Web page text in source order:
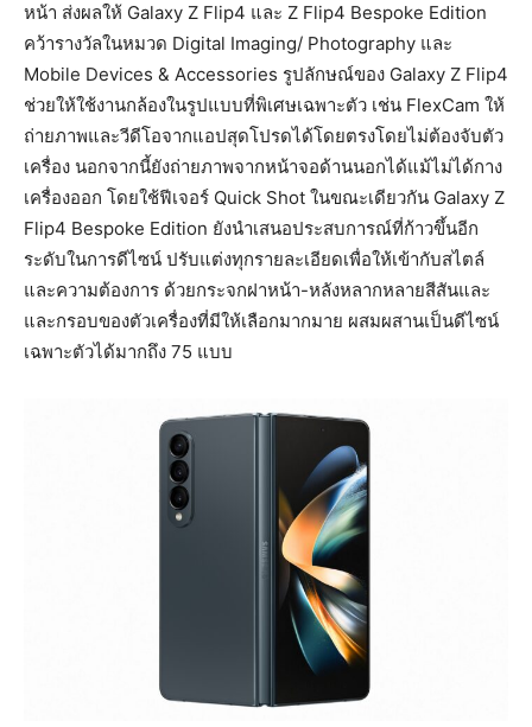
หน้า ส่งผลให้ Galaxy Z Flip4 และ Z Flip4 Bespoke Edition
คว้ารางวัลในหมวด Digital Imaging/ Photography และ
Mobile Devices & Accessories รูปลักษณ์ของ Galaxy Z Flip4
ช่วยให้ใช้งานกล้องในรูปแบบที่พิเศษเฉพาะตัว เช่น FlexCam ให้
ถ่ายภาพและวีดีโอจากแอปสุดโปรดได้โดยตรงโดยไม่ต้องจับตัว
เครื่อง นอกจากนี้ยังถ่ายภาพจากหน้าจอด้านนอกได้แม้ไม่ได้กาง
เครื่องออก โดยใช้ฟีเจอร์ Quick Shot ในขณะเดียวกัน Galaxy Z
Flip4 Bespoke Edition ยังนำเสนอประสบการณ์ที่ก้าวขึ้นอีก
ระดับในการดีไซน์ ปรับแต่งทุกรายละเอียดเพื่อให้เข้ากับสไตล์
และความต้องการ ด้วยกระจกฝาหน้า-หลังหลากหลายสีสันและ
และกรอบของตัวเครื่องที่มีให้เลือกมากมาย ผสมผสานเป็นดีไซน์
เฉพาะตัวได้มากถึง 75 แบบ